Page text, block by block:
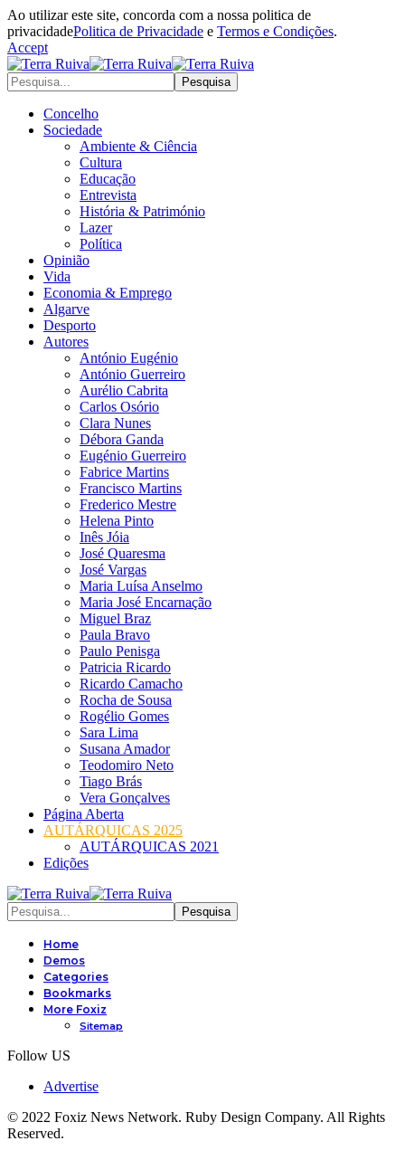
Ao utilizar este site, concorda com a nossa politica de
privacidadePolitica de Privacidade e Termos e Condições.
Accept
Concelho
Sociedade
Ambiente & Ciência
Cultura
Educação
Entrevista
História & Património
Lazer
Política
Opinião
Vida
Economia & Emprego
Algarve
Desporto
Autores
António Eugénio
António Guerreiro
Aurélio Cabrita
Carlos Osório
Clara Nunes
Débora Ganda
Eugénio Guerreiro
Fabrice Martins
Francisco Martins
Frederico Mestre
Helena Pinto
Inês Jóia
José Quaresma
José Vargas
Maria Luísa Anselmo
Maria José Encarnação
Miguel Braz
Paula Bravo
Paulo Penisga
Patricia Ricardo
Ricardo Camacho
Rocha de Sousa
Rogélio Gomes
Sara Lima
Susana Amador
Teodomiro Neto
Tiago Brás
Vera Gonçalves
Página Aberta
AUTÁRQUICAS 2025
AUTÁRQUICAS 2021
Edições
Home
Demos
Categories
Bookmarks
More Foxiz
Sitemap
Follow US
Advertise
© 2022 Foxiz News Network. Ruby Design Company. All Rights
Reserved.